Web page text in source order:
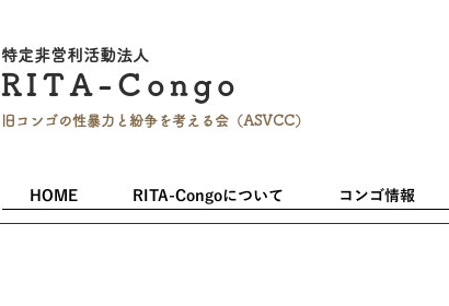
特定非営利活動法人
RITA- Congo
旧コンゴの性暴力と 紛争を考える会（ASVCC）
HOME RITA-Congoについて コンゴ情報